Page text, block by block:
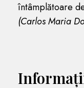
întâmplătoare
(Carlos Maria